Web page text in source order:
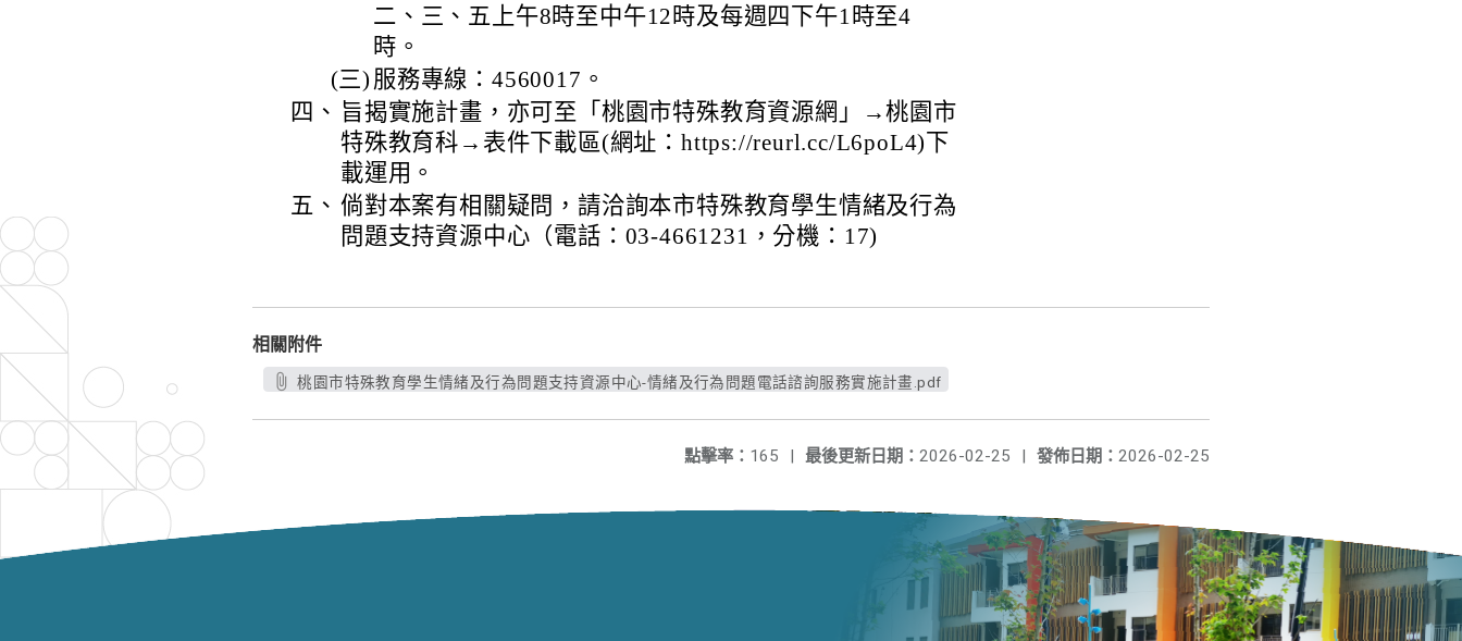
二、三、五上午8時至中午12時及每週四下午1時至4
時。
(三) 服務專線：4560017。
四、 旨揭實施計畫，亦可至「桃園市特殊教育資源網」→桃園市
特殊教育科→表件下載區(網址：https://reurl.cc/L6poL4)下
載運用。
五、 倘對本案有相關疑問，請洽詢本市特殊教育學生情緒及行為
問題支持資源中心（電話：03-4661231，分機：17)
相關附件
桃園市特殊教育學生情緒及行為問題支持資源中心-情緒及行為問題電話諮詢服務實施計畫.pdf
發佈日期： 2026-02-25
最後更新日期： 2026-02-25 |
點擊率： 165 |